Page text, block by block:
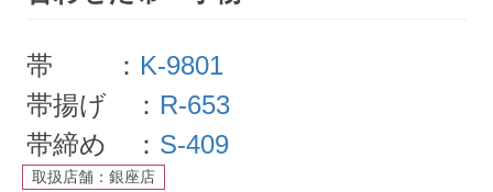
帯 ： K-9801
帯揚げ ： R-653
帯締め ： S-409
取扱店舗：銀座店